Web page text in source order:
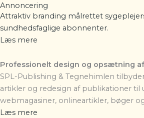
Annoncering
Attraktiv branding målrettet
sundhedsfaglige abonnenter.
Læs mere
Professionelt design og opsætning
SPL-Publishing & Tegnehimlen
artikler og redesign af publikationer til
webmagasiner, onlineartikler, bøger
Læs mere